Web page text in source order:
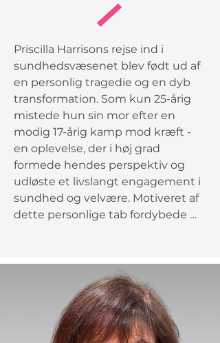
Priscilla Harrisons rejse ind i
sundhedsvæsenet blev født ud af
en personlig tragedie og en dyb
transformation. Som kun 25-årig
mistede hun sin mor efter en
modig 17-årig kamp mod kræft -
en oplevelse, der i høj grad
formede hendes perspektiv og
udløste et livslangt engagement i
sundhed og velvære. Motiveret af
dette personlige tab fordybede
videnskaben bag varig sundhed.
Hun valgte en uddannelse i
tandhygiejne i erkendelse af den
kritiske forbindelse mellem oral
sundhed og generel trivsel. Med